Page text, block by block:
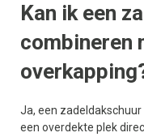
Kan ik een
combineren
Ja, een
een overdekte plek